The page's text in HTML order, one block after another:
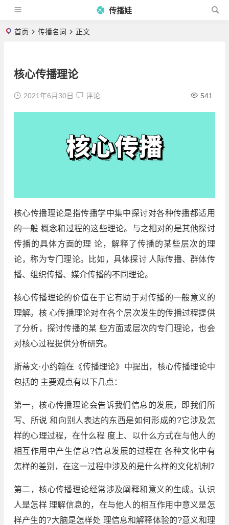
传播娃
首页 传播名词 正文
核心传播理论
2021年6月30日 评论 541
核心传播理论是指传播学中集中探讨对各种传播都适用
的一般 概念和过程的这些理论。与之相对的是其他探讨
传播的具体方面的理 论，解释了传播的某些层次的理
论，称为专门理论。比如，具体探讨 人际传播、群体传
播、组织传播、媒介传播的不同理论。
核心传播理论的价值在于它有助于对传播的一般意义的
理解。核 心传播理论对在各个层次发生的传播过程提供
了分析，探讨传播的某 些方面或层次的专门理论，也会
对核心过程提供分析研究。
斯蒂文·小约翰在《传播理论》中提出，核心传播理论中
包括的 主要观点有以下几点：
第一，核心传播理论会告诉我们信息的发展，即我们所
写、所说 和向别人表达的东西是如何形成的?它涉及怎
样的心理过程，在什么程 度上、以什么方式在与他人的
相互作用中产生信息?信息发展的过程在 各种文化中有
怎样的差别，在这一过程中涉及的是什么样的文化机制?
第二，核心传播理论经常涉及阐释和意义的生成。认识
人是怎样 理解信息的，在与他人的相互作用中意义是怎
样产生的?大脑是怎样处 理信息和解释体验的?意义和理